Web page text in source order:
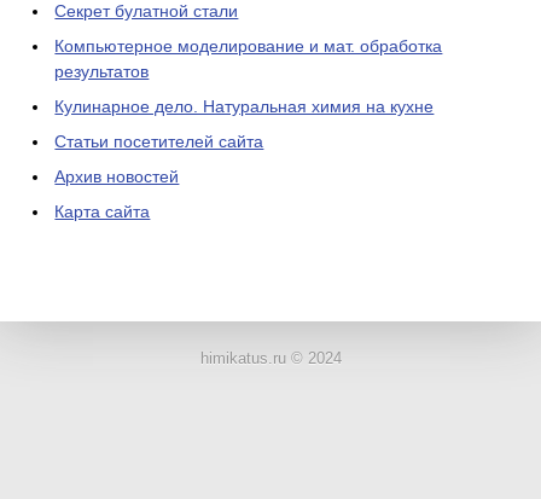
Секрет булатной стали
Компьютерное моделирование и мат. обработка
результатов
Кулинарное дело. Натуральная химия на кухне
Статьи посетителей сайта
Архив новостей
Карта сайта
himikatus.ru © 2024